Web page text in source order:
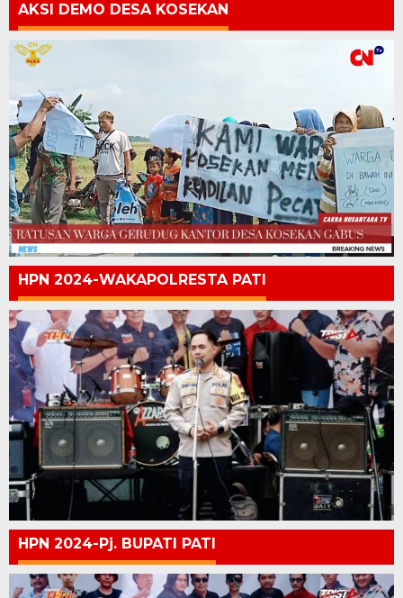
AKSI DEMO DESA KOSEKAN
HPN 2024-WAKAPOLRESTA PATI
HPN 2024-Pj. BUPATI PATI